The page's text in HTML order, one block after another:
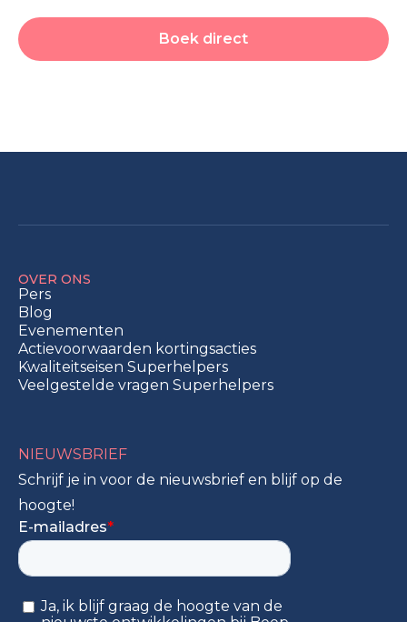
Boek direct
OVER ONS
Pers
Blog
Evenementen
Actievoorwaarden kortingsacties
Kwaliteitseisen Superhelpers
Veelgestelde vragen Superhelpers
NIEUWSBRIEF
Schrijf je in voor de nieuwsbrief en blijf op de
hoogte!